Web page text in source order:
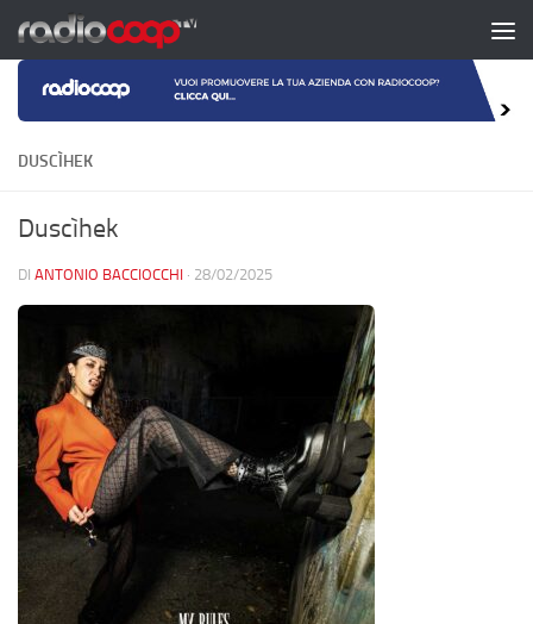
Salta al contenuto
DUSCÌHEK
Duscìhek
DI ANTONIO BACCIOCCHI · 28/02/2025